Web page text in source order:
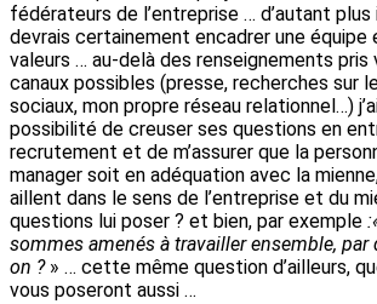
fédérateurs de l’entreprise … d’autant
devrais certainement encadrer une équipe
valeurs … au-delà des renseignements
canaux possibles (presse, recherches sur
sociaux, mon propre réseau relationnel…)
possibilité de creuser ses questions en
recrutement et de m’assurer que la
manager soit en adéquation avec la
aillent dans le sens de l’entreprise et du
questions lui poser ? et bien, par exemple
sommes amenés à travailler ensemble,
on ?» … cette même question d’ailleurs,
vous poseront aussi …